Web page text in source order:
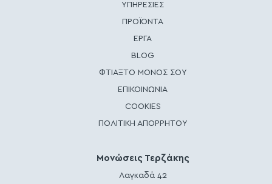
ΥΠΗΡΕΣΙΕΣ
ΠΡΟΪΟΝΤΑ
ΕΡΓΑ
BLOG
ΦΤΙΑΞΤΟ ΜΟΝΟΣ ΣΟΥ
ΕΠΙΚΟΙΝΩΝΙΑ
COOKIES
ΠΟΛΙΤΙΚΗ ΑΠΟΡΡΗΤΟΥ
Μονώσεις Τερζάκης
Λαγκαδά 42